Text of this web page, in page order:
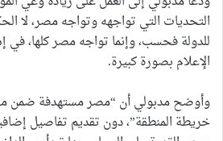
التحديات التي تواجهه وتواجه مصر، لا
للدولة فحسب، وإنما تواجه مصر كلها، في
الإعلام بصورة كبيرة.
وأوضح مدبولي أن “مصر مستهدفة ضمن
خريطة المنطقة”، دون تقديم تفاصيل